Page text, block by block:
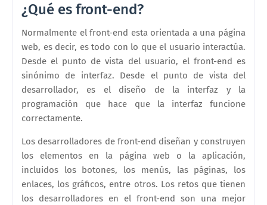
¿Qué es front-end?
Normalmente el front-end esta orientada a una página
web, es decir, es todo con lo que el usuario interactúa.
Desde el punto de vista del usuario, el front-end es
sinónimo de interfaz. Desde el punto de vista del
desarrollador, es el diseño de la interfaz y la
programación que hace que la interfaz funcione
correctamente.
Los desarrolladores de front-end diseñan y construyen
los elementos en la página web o la aplicación,
incluidos los botones, los menús, las páginas, los
enlaces, los gráficos, entre otros. Los retos que tienen
los desarrolladores en el front-end son una mejor